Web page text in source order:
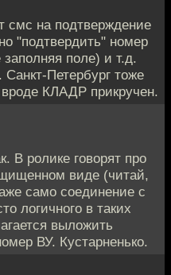
смс на подтверждение
"подтвердить" номер
поле) и т.д.
Петербург тоже
КЛАДР прикручен.
В ролике говорят про
виде (читай,
само соединение с
логичного в таких
выложить
ВУ. Кустарненько.